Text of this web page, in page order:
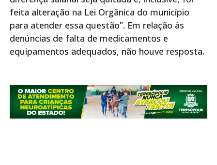
feita alteração na Lei Orgânica do município
para atender essa questão”. Em relação às
denúncias de falta de medicamentos e
equipamentos adequados, não houve resposta.